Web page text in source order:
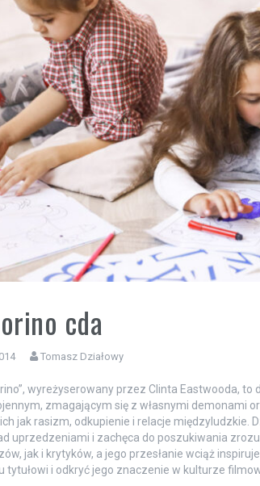
cda
Tomasz Działowy
wyreżyserowany przez Clinta Eastwooda, to
zmagającym się z własnymi demonami
jak rasizm, odkupienie i relacje międzyludzkie.
uprzedzeniami i zachęca do poszukiwania
jak i krytyków, a jego przesłanie wciąż
tytułowi i odkryć jego znaczenie w kulturze